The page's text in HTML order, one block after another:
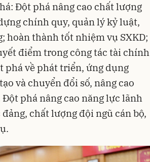
Đột phá nâng cao chất lượng
chính quy, quản lý kỷ luật,
hoàn thành tốt nhiệm vụ SXKD;
điểm trong công tác tài chính
phá về phát triển, ứng dụng
và chuyển đổi số, nâng cao
phá nâng cao năng lực lãnh
chất lượng đội ngũ cán bộ,